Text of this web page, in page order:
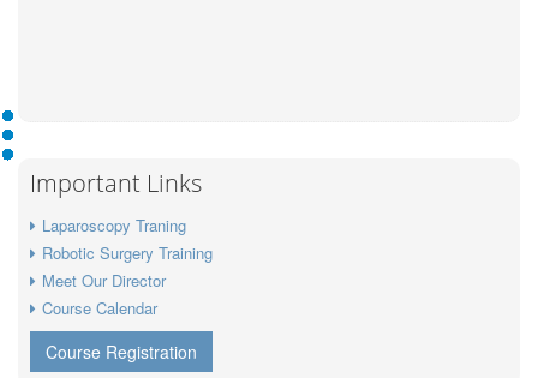
Important Links
Laparoscopy Traning
Robotic Surgery Training
Meet Our Director
Course Calendar
Course Registration